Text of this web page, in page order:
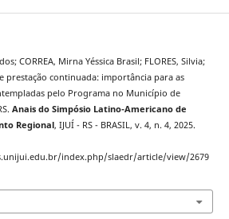
CORREA, Mirna Yéssica Brasil; FLORES, Silvia;
prestação continuada: importância para as
pelo Programa no Município de
Anais do Simpósio Latino-Americano de
Regional, IJUÍ - RS - BRASIL, v. 4, n. 4, 2025.
index.php/slaedr/article/view/2679